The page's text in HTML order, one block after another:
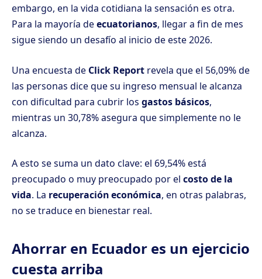
embargo, en la vida cotidiana la sensación es otra.
Para la mayoría deecuatorianos, llegar a fin de mes
sigue siendo un desafío al inicio de este 2026.
Una encuesta de Click Report revela que el 56,09% de
las personas dice que su ingreso mensual le alcanza
con dificultad para cubrir los gastos básicos,
mientras un 30,78% asegura que simplemente no le
alcanza.
A esto se suma un dato clave: el 69,54% está
preocupado o muy preocupado por el costo de la
vida. La recuperación económica, en otras palabras,
no se traduce en bienestar real.
Ahorrar en Ecuador es un ejercicio
cuesta arriba